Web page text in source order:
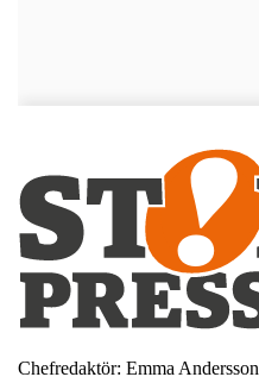
Chefredaktör: Emma Andersson